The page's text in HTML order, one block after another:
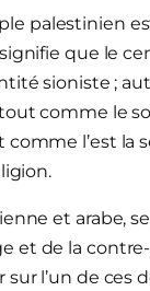
palestinien
que le
sioniste ;
comme le
l’est la
et arabe,
et de la
sur l’un de